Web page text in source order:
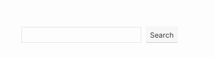
Search